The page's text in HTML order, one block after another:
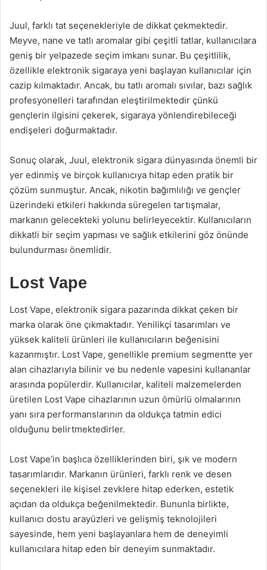
Juul, farklı tat seçenekleriyle de dikkat çekmektedir.
Meyve, nane ve tatlı aromalar gibi çeşitli tatlar, kullanıcılara
geniş bir yelpazede seçim imkanı sunar. Bu çeşitlilik,
özellikle elektronik sigaraya yeni başlayan kullanıcılar için
cazip kılmaktadır. Ancak, bu tatlı aromalı sıvılar, bazı sağlık
profesyonelleri tarafından eleştirilmektedir çünkü
gençlerin ilgisini çekerek, sigaraya yönlendirebileceği
endişeleri doğurmaktadır.
Sonuç olarak, Juul, elektronik sigara dünyasında önemli bir
yer edinmiş ve birçok kullanıcıya hitap eden pratik bir
çözüm sunmuştur. Ancak, nikotin bağımlılığı ve gençler
üzerindeki etkileri hakkında süregelen tartışmalar,
markanın gelecekteki yolunu belirleyecektir. Kullanıcıların
dikkatli bir seçim yapması ve sağlık etkilerini göz önünde
bulundurması önemlidir.
Lost Vape
Lost Vape, elektronik sigara pazarında dikkat çeken bir
marka olarak öne çıkmaktadır. Yenilikçi tasarımları ve
yüksek kaliteli ürünleri ile kullanıcıların beğenisini
kazanmıştır. Lost Vape, genellikle premium segmentte yer
alan cihazlarıyla bilinir ve bu nedenle vapesini kullananlar
arasında popülerdir. Kullanıcılar, kaliteli malzemelerden
üretilen Lost Vape cihazlarının uzun ömürlü olmalarının
yanı sıra performanslarının da oldukça tatmin edici
olduğunu belirtmektedirler.
Lost Vape’in başlıca özelliklerinden biri, şık ve modern
tasarımlarıdır. Markanın ürünleri, farklı renk ve desen
seçenekleri ile kişisel zevklere hitap ederken, estetik
açıdan da oldukça beğenilmektedir. Bununla birlikte,
kullanıcı dostu arayüzleri ve gelişmiş teknolojileri
sayesinde, hem yeni başlayanlara hem de deneyimli
kullanıcılara hitap eden bir deneyim sunmaktadır.